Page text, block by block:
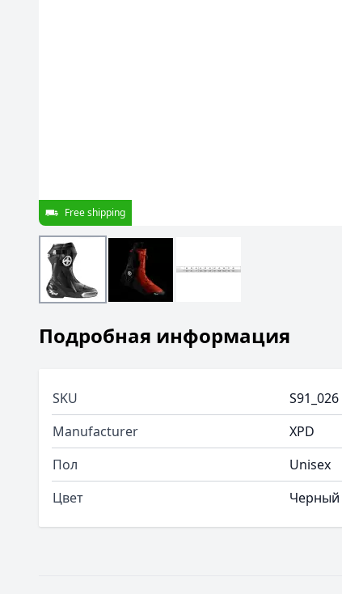
Free shipping
Подробная информация
SKU
S91_026
Manufacturer
XPD
Пол
Unisex
Цвет
Черный